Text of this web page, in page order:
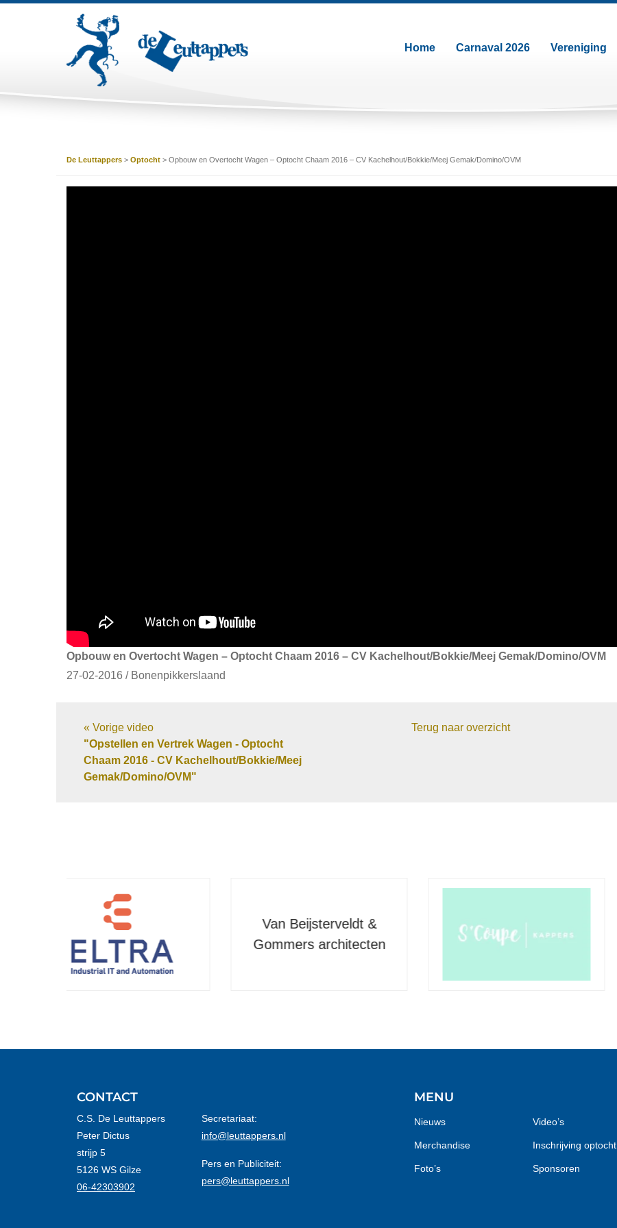
Home Carnaval 2026 Vereniging
De Leuttappers > Optocht > Opbouw en Overtocht Wagen – Optocht Chaam 2016 – CV Kachelhout/Bokkie/Meej Gemak/Domino/OVM
Opbouw en Overtocht Wagen – Optocht Chaam 2016 – CV Kachelhout/Bokkie/Meej Gemak/Domino/OVM
27-02-2016 / Bonenpikkerslaand
« Vorige video
"Opstellen en Vertrek Wagen - Optocht
Chaam 2016 - CV Kachelhout/Bokkie/Meej
Gemak/Domino/OVM"
Terug naar overzicht
Van Beijsterveldt &
Gommers architecten
CONTACT
C.S. De Leuttappers
Peter Dictus
strijp 5
5126 WS Gilze
06-42303902
Secretariaat:
info@leuttappers.nl
Pers en Publiciteit:
pers@leuttappers.nl
MENU
Nieuws
Merchandise
Foto’s
Video’s
Inschrijving optocht
Sponsoren